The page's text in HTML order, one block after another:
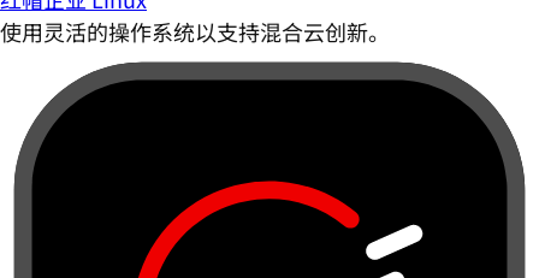
使用灵活的操作系统以支持混合云创新。